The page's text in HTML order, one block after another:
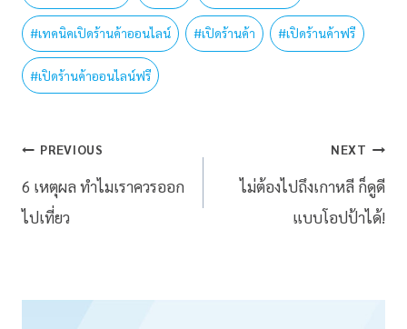
#เทคนิคเปิดร้านค้าออนไลน์ #เปิดร้านค้า #เปิดร้านค้าฟรี
#เปิดร้านค้าออนไลน์ฟรี
PREVIOUS
6 เหตุผล ทำไมเราควรออก
ไปเที่ยว
NEXT
ไม่ต้องไปถึงเกาหลี ก็ดูดี
แบบโอปป้าได้!